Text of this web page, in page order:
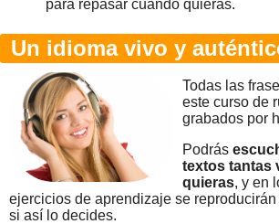
para repasar cuando quieras.
Un idioma vivo y
Todas las
este curso de
grabados por
Podrás
textos tantas
quieras, y en
ejercicios de aprendizaje se
si así lo decides.